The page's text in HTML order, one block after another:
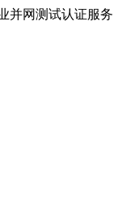
并网测试认证服务